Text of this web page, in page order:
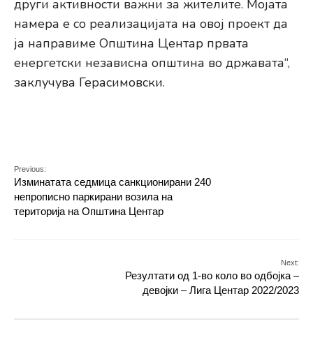
други активности важни за жителите. Мојата
намера е со реализацијата на овој проект да
ја направиме Општина Центар првата
енергетски независна општина во државата“,
заклучува Герасимовски.
Previous:
Изминатата седмица санкционирани 240
непрописно паркирани возила на
територија на Општина Центар
Next:
Резултати од 1-во коло во одбојка –
девојки – Лига Центар 2022/2023